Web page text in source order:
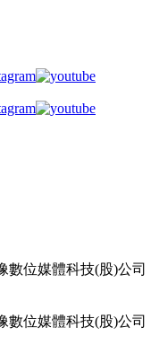
數位媒體科技(股)公司
數位媒體科技(股)公司